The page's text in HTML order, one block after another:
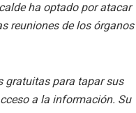
ha optado por atacar
reuniones de los órganos
gratuitas para tapar sus
a la información. Su